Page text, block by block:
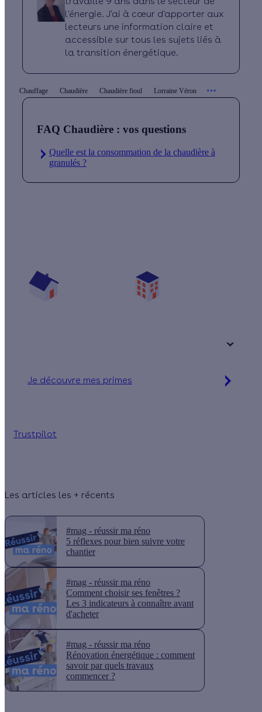
l'énergie. J'ai à cœur d'apporter aux
lecteurs une information claire et
accessible sur tous les sujets liés à
la transition énergétique.
Chauffage Chaudière Chaudière fioul Lorraine Véron
FAQ Chaudière : vos questions
Quelle est la consommation de la chaudière à
granulés ?
Je découvre mes primes
Trustpilot
Les articles les + récents
#mag - réussir ma réno
5 réflexes pour bien suivre votre
chantier
#mag - réussir ma réno
Comment choisir ses fenêtres ?
Les 3 indicateurs à connaître avant
d'acheter
#mag - réussir ma réno
Rénovation énergétique : comment
savoir par quels travaux
commencer ?